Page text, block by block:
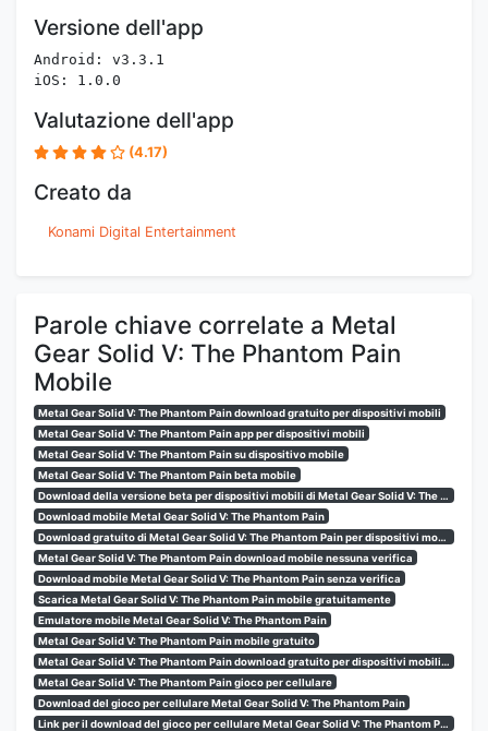
Versione dell'app
Android: v3.3.1
iOS: 1.0.0
Valutazione dell'app
(4.17)
Creato da
Konami Digital Entertainment
Parole chiave correlate a Metal
Gear Solid V: The Phantom Pain
Mobile
Metal Gear Solid V: The Phantom Pain download gratuito per dispositivi mobili
Metal Gear Solid V: The Phantom Pain app per dispositivi mobili
Metal Gear Solid V: The Phantom Pain su dispositivo mobile
Metal Gear Solid V: The Phantom Pain beta mobile
Download della versione beta per dispositivi mobili di Metal Gear Solid V: The Phantom Pain
Download mobile Metal Gear Solid V: The Phantom Pain
Download gratuito di Metal Gear Solid V: The Phantom Pain per dispositivi mobili
Metal Gear Solid V: The Phantom Pain download mobile nessuna verifica
Download mobile Metal Gear Solid V: The Phantom Pain senza verifica
Scarica Metal Gear Solid V: The Phantom Pain mobile gratuitamente
Emulatore mobile Metal Gear Solid V: The Phantom Pain
Metal Gear Solid V: The Phantom Pain mobile gratuito
Metal Gear Solid V: The Phantom Pain download gratuito per dispositivi mobili senza verifica
Metal Gear Solid V: The Phantom Pain gioco per cellulare
Download del gioco per cellulare Metal Gear Solid V: The Phantom Pain
Link per il download del gioco per cellulare Metal Gear Solid V: The Phantom Pain